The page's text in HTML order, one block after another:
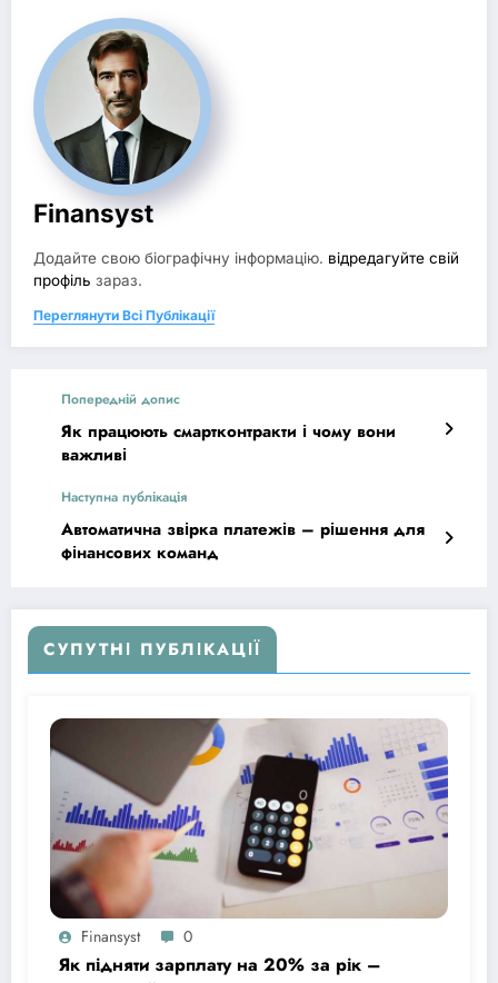
Finansyst
Додайте свою біографічну інформацію. відредагуйте свій
профіль зараз.
Переглянути Всі Публікації
Попередній допис
Як працюють смартконтракти і чому вони
важливі
Наступна публікація
Автоматична звірка платежів – рішення для
фінансових команд
СУПУТНІ ПУБЛІКАЦІЇ
Finansyst 0
Як підняти зарплату на 20% за рік –